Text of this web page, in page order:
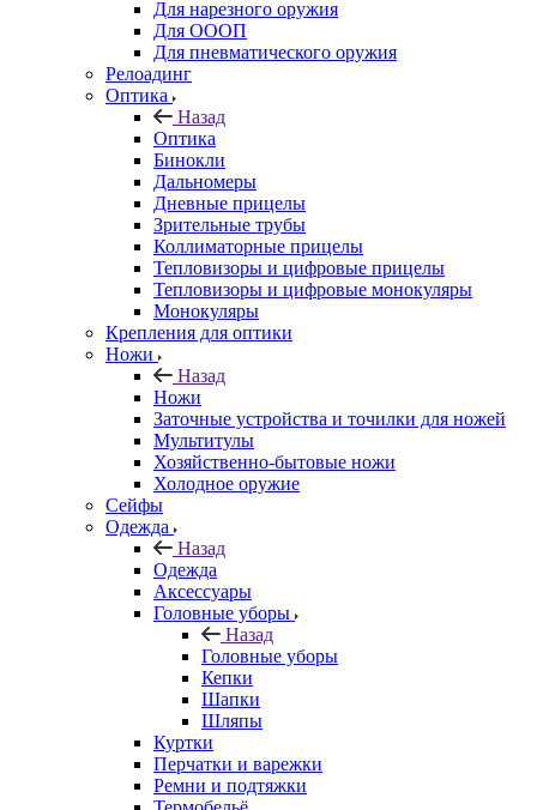
Для нарезного оружия
Для ОООП
Для пневматического оружия
Релоадинг
Оптика
Назад
Оптика
Бинокли
Дальномеры
Дневные прицелы
Зрительные трубы
Коллиматорные прицелы
Тепловизоры и цифровые прицелы
Тепловизоры и цифровые монокуляры
Монокуляры
Крепления для оптики
Ножи
Назад
Ножи
Заточные устройства и точилки для ножей
Мультитулы
Хозяйственно-бытовые ножи
Холодное оружие
Сейфы
Одежда
Назад
Одежда
Аксессуары
Головные уборы
Назад
Головные уборы
Кепки
Шапки
Шляпы
Куртки
Перчатки и варежки
Ремни и подтяжки